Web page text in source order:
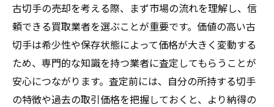
古切手の売却を考える際、まず市場の流れを理解し、信
頼できる買取業者を選ぶことが重要です。価値の高い古
切手は希少性や保存状態によって価格が大きく変動する
ため、専門的な知識を持つ業者に査定してもらうことが
安心につながります。査定前には、自分の所持する切手
の特徴や過去の取引価格を把握しておくと、より納得の